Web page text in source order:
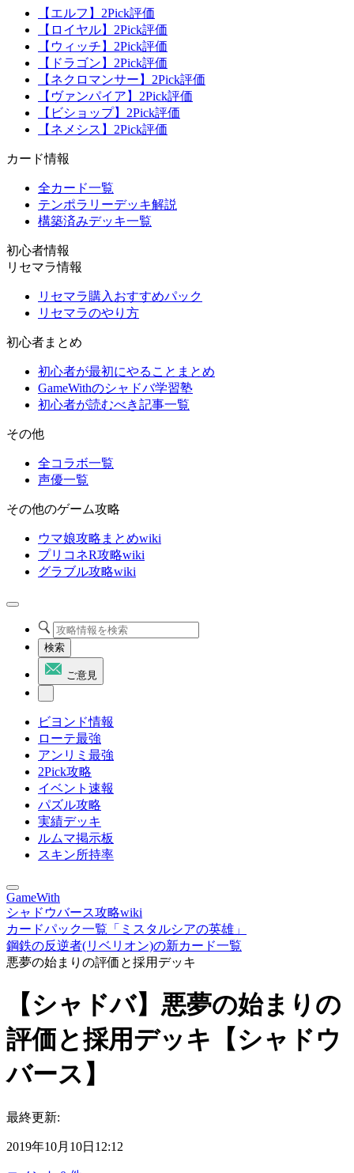
【エルフ】2Pick評価
【ロイヤル】2Pick評価
【ウィッチ】2Pick評価
【ドラゴン】2Pick評価
【ネクロマンサー】2Pick評価
【ヴァンパイア】2Pick評価
【ビショップ】2Pick評価
【ネメシス】2Pick評価
カード情報
全カード一覧
テンポラリーデッキ解説
構築済みデッキ一覧
初心者情報
リセマラ情報
リセマラ購入おすすめパック
リセマラのやり方
初心者まとめ
初心者が最初にやることまとめ
GameWithのシャドバ学習塾
初心者が読むべき記事一覧
その他
全コラボ一覧
声優一覧
その他のゲーム攻略
ウマ娘攻略まとめwiki
プリコネR攻略wiki
グラブル攻略wiki
検索
ご意見
ビヨンド情報
ローテ最強
アンリミ最強
2Pick攻略
イベント速報
パズル攻略
実績デッキ
ルムマ掲示板
スキン所持率
GameWith
シャドウバース攻略wiki
カードパック一覧「ミスタルシアの英雄」
鋼鉄の反逆者(リベリオン)の新カード一覧
悪夢の始まりの評価と採用デッキ
【シャドバ】悪夢の始まりの
評価と採用デッキ【シャドウ
バース】
最終更新:
2019年10月10日12:12